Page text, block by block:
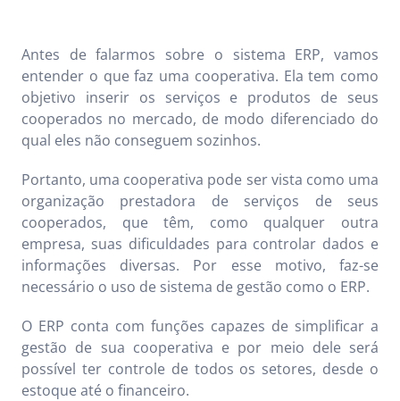
Antes de falarmos sobre o sistema ERP, vamos
entender o que faz uma cooperativa. Ela tem como
objetivo inserir os serviços e produtos de seus
cooperados no mercado, de modo diferenciado do
qual eles não conseguem sozinhos.
Portanto, uma cooperativa pode ser vista como uma
organização prestadora de serviços de seus
cooperados, que têm, como qualquer outra
empresa, suas dificuldades para controlar dados e
informações diversas. Por esse motivo, faz-se
necessário o uso de sistema de gestão como o ERP.
O ERP conta com funções capazes de simplificar a
gestão de sua cooperativa e por meio dele será
possível ter controle de todos os setores, desde o
estoque até o financeiro.